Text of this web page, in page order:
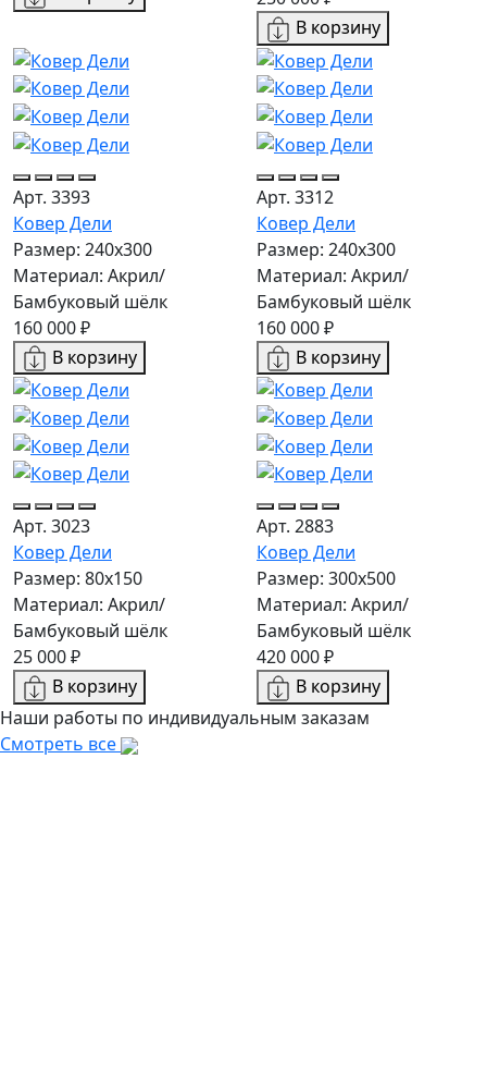
В корзину
Арт. 3393
Ковер Дели
Размер: 240х300
Материал: Акрил/
Бамбуковый шёлк
160 000 ₽
В корзину
Арт. 3312
Ковер Дели
Размер: 240х300
Материал: Акрил/
Бамбуковый шёлк
160 000 ₽
В корзину
Арт. 3023
Ковер Дели
Размер: 80x150
Материал: Акрил/
Бамбуковый шёлк
25 000 ₽
В корзину
Арт. 2883
Ковер Дели
Размер: 300х500
Материал: Акрил/
Бамбуковый шёлк
420 000 ₽
В корзину
Наши работы по индивидуальным заказам
Смотреть все